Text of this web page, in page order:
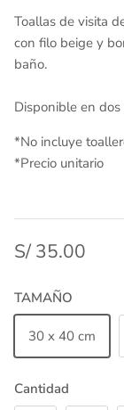
Toallas de visita
con filo beige y
baño.
Disponible en
*No incluye
*Precio unitario
S/ 35.00
TAMAÑO
30 x 40 cm
Cantidad